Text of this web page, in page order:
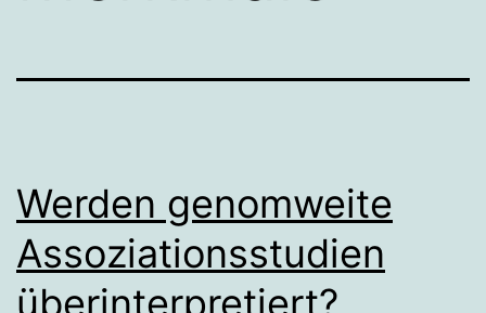
Werden genomweite
Assoziationsstudien
überinterpretiert?